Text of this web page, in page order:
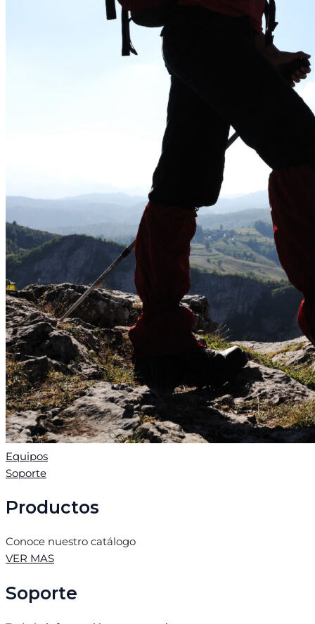
Equipos
Soporte
Productos
Conoce nuestro catálogo
VER MAS
Soporte